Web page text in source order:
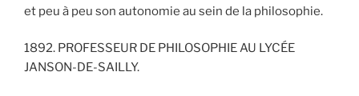
et peu à peu son autonomie au sein de la philosophie.
1892. PROFESSEUR DE PHILOSOPHIE AU LYCÉE
JANSON-DE-SAILLY.